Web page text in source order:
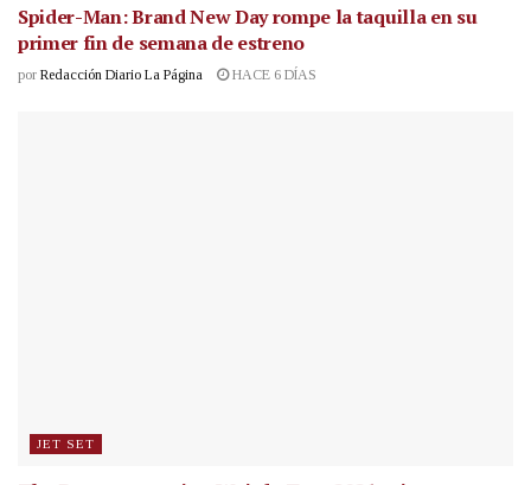
Spider-Man: Brand New Day rompe la taquilla en su
primer fin de semana de estreno
por Redacción Diario La Página HACE 6 DÍAS
JET SET